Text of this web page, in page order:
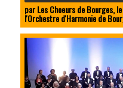
par Les Choeurs de Bourges,
l'Orchestre d'Harmonie de